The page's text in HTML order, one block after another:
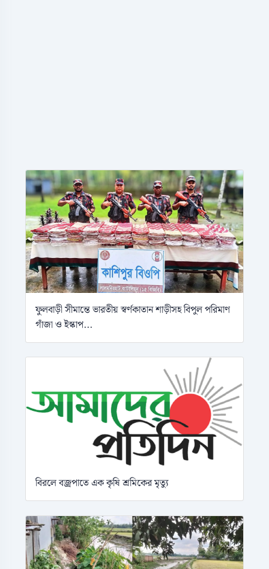
ফুলবাড়ী সীমান্তে ভারতীয় স্বর্ণকাতান শাড়ীসহ বিপুল পরিমাণ
গাঁজা ও ইস্কাপ...
বিরলে বজ্রপাতে এক কৃষি শ্রমিকের মৃত্যু